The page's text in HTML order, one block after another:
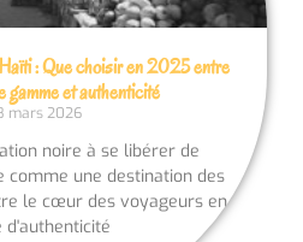
: Que choisir en 2025 entre
gamme et authenticité
mars 2026
noire à se libérer de
comme une destination des
le cœur des voyageurs en
d'authenticité